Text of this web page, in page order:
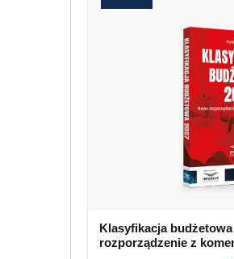
Klasyfikacja budżetowa
rozporządzenie z